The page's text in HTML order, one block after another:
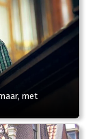
met